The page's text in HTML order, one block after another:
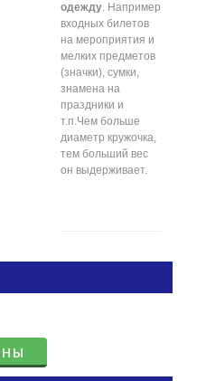
одежду. Например
входных билетов
на мероприятия и
мелких предметов
(значки), сумки,
знамена на
праздники и
т.п.Чем больше
диаметр кружочка,
тем больший вес
он выдерживает.